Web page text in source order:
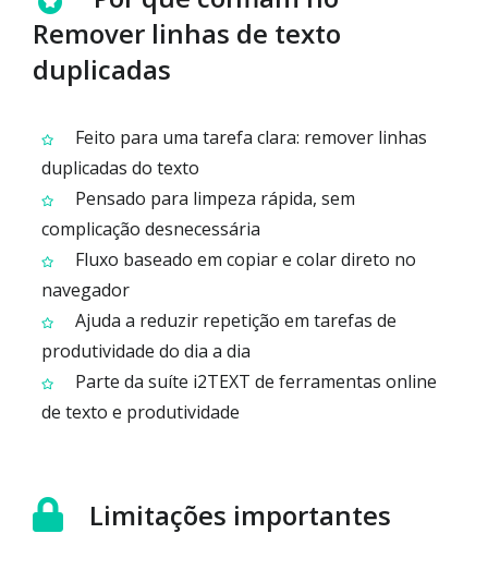
Remover linhas de texto
duplicadas
Feito para uma tarefa clara: remover linhas
duplicadas do texto
Pensado para limpeza rápida, sem
complicação desnecessária
Fluxo baseado em copiar e colar direto no
navegador
Ajuda a reduzir repetição em tarefas de
produtividade do dia a dia
Parte da suíte i2TEXT de ferramentas online
de texto e produtividade
Limitações importantes